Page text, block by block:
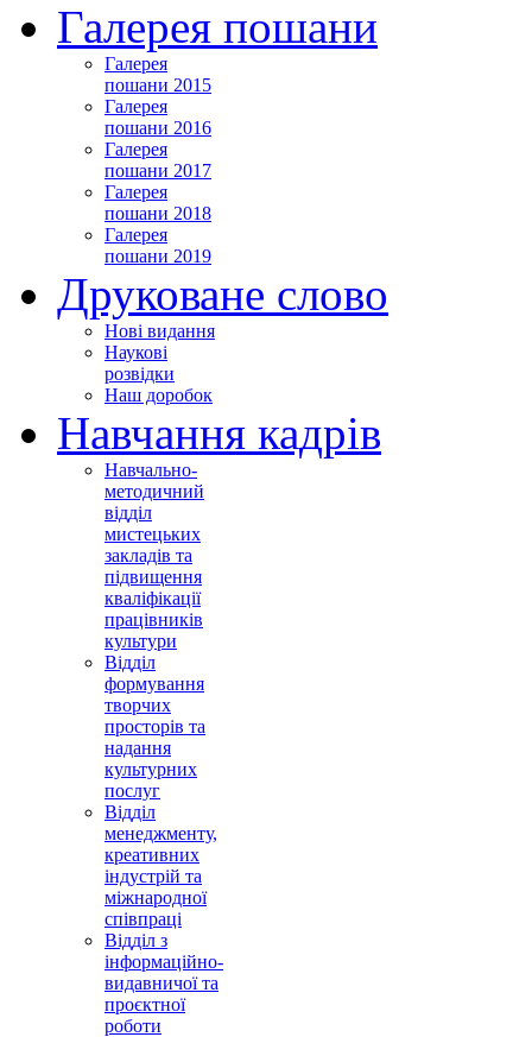
Галерея пошани
Галерея
пошани 2015
Галерея
пошани 2016
Галерея
пошани 2017
Галерея
пошани 2018
Галерея
пошани 2019
Друковане слово
Нові видання
Наукові
розвідки
Наш доробок
Навчання кадрів
Навчально-
методичний
відділ
мистецьких
закладів та
підвищення
кваліфікації
працівників
культури
Відділ
формування
творчих
просторів та
надання
культурних
послуг
Відділ
менеджменту,
креативних
індустрій та
міжнародної
співпраці
Відділ з
інформаційно-
видавничої та
проєктної
роботи